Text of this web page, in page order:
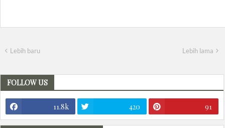
Lebih baru Lebih lama
FOLLOW US
11.8k 420 91